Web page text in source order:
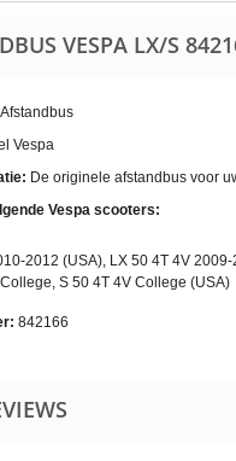
VESPA LX/S
Afstandbus
Vespa
De originele afstandbus voor
Vespa scooters:
2012 (USA), LX 50 4T 4V
S 50 4T 4V College (USA)
842166